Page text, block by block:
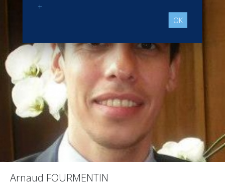
Arnaud FOURMENTIN
+
OK